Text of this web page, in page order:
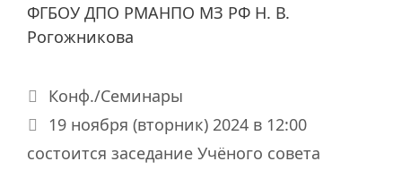
ФГБОУ ДПО РМАНПО МЗ РФ Н. В.
Рогожникова
Рубрики
Конф./Семинары
19 ноября (вторник) 2024 в 12:00
состоится заседание Учёного совета